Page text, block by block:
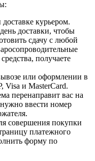
курьером.
доставки, чтобы
сдачу с любой
получаете
или оформлении в
Visa и MasterCard.
перенаправит вас на
ввести номер
совершения покупки
платежного
форму по